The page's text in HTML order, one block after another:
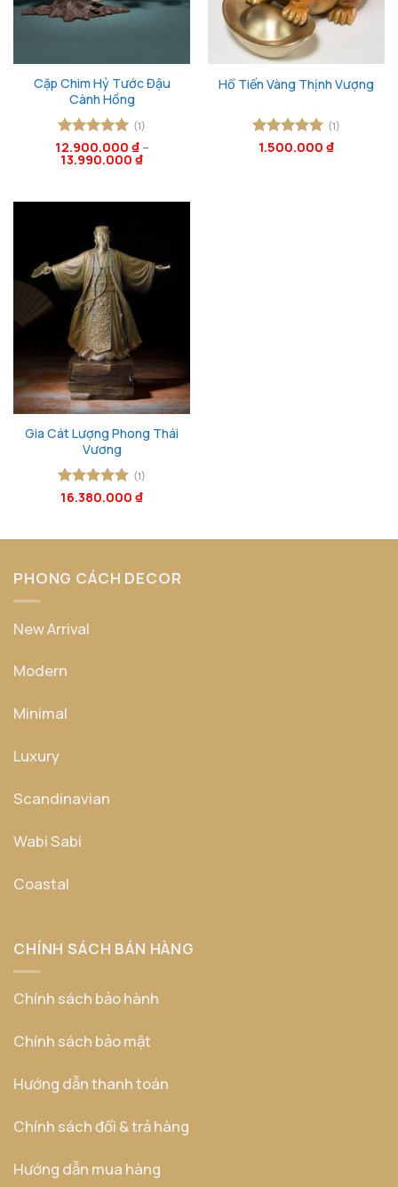
Cặp Chim Hỷ Tước Đậu
Cành Hồng
Được xếp
hạng55
(1)
12.900.000 ₫–
13.990.000 ₫
Hổ Tiến Vàng Thịnh Vượng
Được xếp
(1)
1.500.000 ₫
Gia Cát Lượng Phong Thái
Vương
Được xếp
(1)
16.380.000 ₫
PHONG CÁCH DECOR
New Arrival
Modern
Minimal
Luxury
Scandinavian
Wabi Sabi
Coastal
CHÍNH SÁCH BÁN HÀNG
Chính sách bảo hành
Chính sách bảo mật
Hướng dẫn thanh toán
Chính sách đổi & trả hàng
Hướng dẫn mua hàng